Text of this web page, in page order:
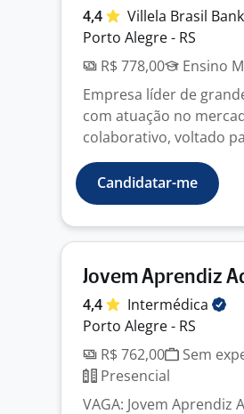
4,4 Villela Brasil Bank
Porto Alegre - RS
R$ 778,00
Ensino
Empresa líder de
com atuação no
colaborativo, voltado
Candidatar-me
Jovem Aprendiz
4,4
Intermédica
Porto Alegre - RS
R$ 762,00
Sem
Presencial
VAGA: Jovem Aprendiz